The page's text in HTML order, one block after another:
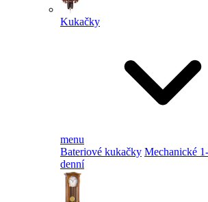
Kukačky
menu
Bateriové kukačky Mechanické
denní